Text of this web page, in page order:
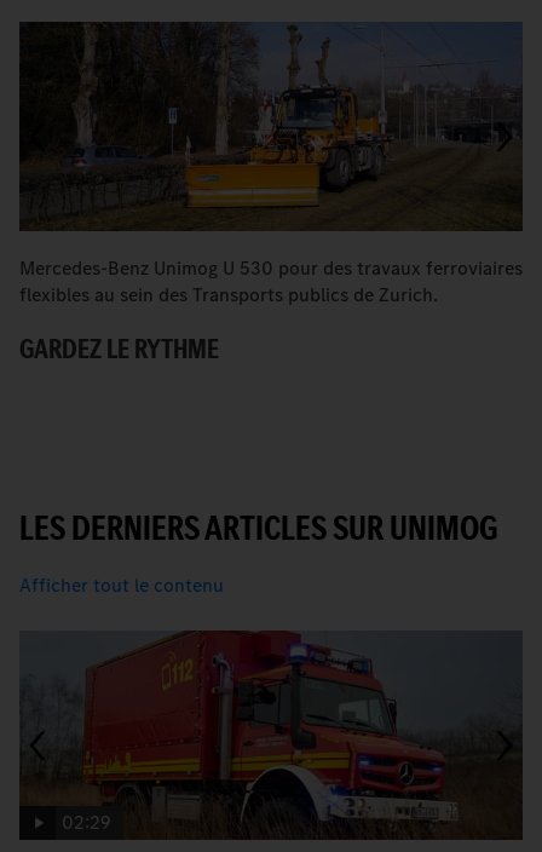
Mercedes-Benz Unimog U 530 pour des travaux ferroviaires
flexibles au sein des Transports publics de Zurich.
GARDEZ LE RYTHME
LES DERNIERS ARTICLES SUR UNIMOG
Afficher tout le contenu
02:29